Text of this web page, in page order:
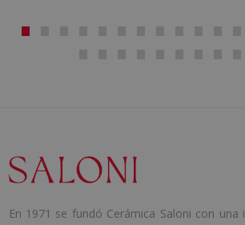
En 1971 se fundó Cerámica Saloni con